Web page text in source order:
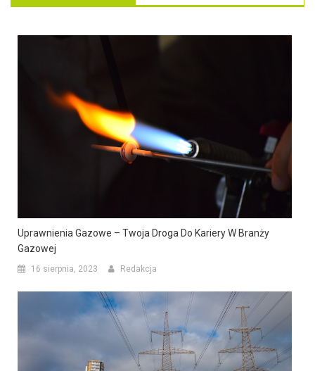
Uprawnienia Gazowe – Twoja Droga Do Kariery W Branży
Gazowej
16 sierpnia, 2023 Redakcja